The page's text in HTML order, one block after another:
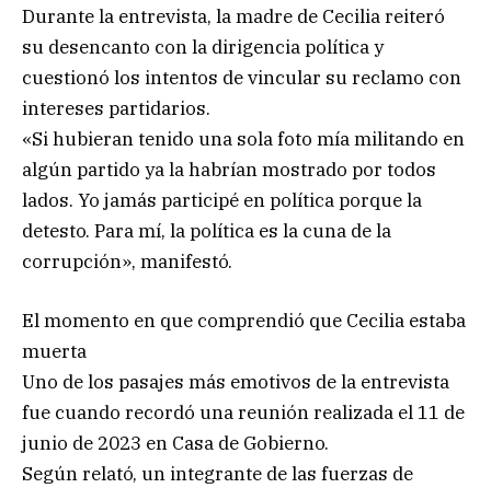
Durante la entrevista, la madre de Cecilia reiteró
su desencanto con la dirigencia política y
cuestionó los intentos de vincular su reclamo con
intereses partidarios.
«Si hubieran tenido una sola foto mía militando en
algún partido ya la habrían mostrado por todos
lados. Yo jamás participé en política porque la
detesto. Para mí, la política es la cuna de la
corrupción», manifestó.
El momento en que comprendió que Cecilia estaba
muerta
Uno de los pasajes más emotivos de la entrevista
fue cuando recordó una reunión realizada el 11 de
junio de 2023 en Casa de Gobierno.
Según relató, un integrante de las fuerzas de